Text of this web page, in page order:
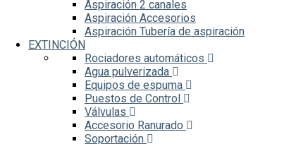
Aspiración 2 canales
Aspiración Accesorios
Aspiración Tubería de aspiración
EXTINCIÓN
Rociadores automáticos
Agua pulverizada
Equipos de espuma
Puestos de Control
Válvulas
Accesorio Ranurado
Soportación